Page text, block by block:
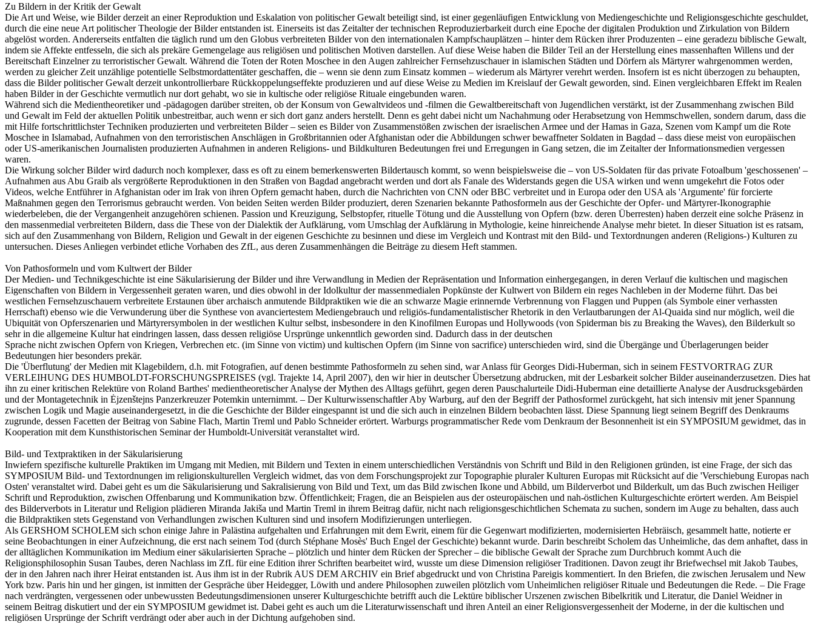
Zu Bildern in der Kritik der Gewalt
Die Art und Weise, wie Bilder derzeit an einer Reproduktion und Eskalation von politischer Gewalt beteiligt sind, ist einer gegenläufigen Entwicklung von Mediengeschichte und Religionsgeschichte geschuldet,
durch die eine neue Art politischer Theologie der Bilder entstanden ist. Einerseits ist das Zeitalter der technischen Reproduzierbarkeit durch eine Epoche der digitalen Produktion und Zirkulation von Bildern
abgelöst worden. Andererseits entfalten die täglich rund um den Globus verbreiteten Bilder von den internationalen Kampfschauplätzen – hinter dem Rücken ihrer Produzenten – eine geradezu biblische Gewalt,
indem sie Affekte entfesseln, die sich als prekäre Gemengelage aus religiösen und politischen Motiven darstellen. Auf diese Weise haben die Bilder Teil an der Herstellung eines massenhaften Willens und der
Bereitschaft Einzelner zu terroristischer Gewalt. Während die Toten der Roten Moschee in den Augen zahlreicher Fernsehzuschauer in islamischen Städten und Dörfern als Märtyrer wahrgenommen werden,
werden zu gleicher Zeit unzählige potentielle Selbstmordattentäter geschaffen, die – wenn sie denn zum Einsatz kommen – wiederum als Märtyrer verehrt werden. Insofern ist es nicht überzogen zu behaupten,
dass die Bilder politischer Gewalt derzeit unkontrollierbare Rückkoppelungseffekte produzieren und auf diese Weise zu Medien im Kreislauf der Gewalt geworden, sind. Einen vergleichbaren Effekt im Realen
haben Bilder in der Geschichte vermutlich nur dort gehabt, wo sie in kultische oder religiöse Rituale eingebunden waren.
Während sich die Medientheoretiker und -pädagogen darüber streiten, ob der Konsum von Gewaltvideos und -filmen die Gewaltbereitschaft von Jugendlichen verstärkt, ist der Zusammenhang zwischen Bild
und Gewalt im Feld der aktuellen Politik unbestreitbar, auch wenn er sich dort ganz anders herstellt. Denn es geht dabei nicht um Nachahmung oder Herabsetzung von Hemmschwellen, sondern darum, dass die
mit Hilfe fortschrittlichster Techniken produzierten und verbreiteten Bilder – seien es Bilder von Zusammenstößen zwischen der israelischen Armee und der Hamas in Gaza, Szenen vom Kampf um die Rote
Moschee in Islamabad, Aufnahmen von den terroristischen Anschlägen in Großbritannien oder Afghanistan oder die Abbildungen schwer bewaffneter Soldaten in Bagdad – dass diese meist von europäischen
oder US-amerikanischen Journalisten produzierten Aufnahmen in anderen Religions- und Bildkulturen Bedeutungen frei und Erregungen in Gang setzen, die im Zeitalter der Informationsmedien vergessen
waren.
Die Wirkung solcher Bilder wird dadurch noch komplexer, dass es oft zu einem bemerkenswerten Bildertausch kommt, so wenn beispielsweise die – von US-Soldaten für das private Fotoalbum 'geschossenen' –
Aufnahmen aus Abu Graib als vergrößerte Reproduktionen in den Straßen von Bagdad angebracht werden und dort als Fanale des Widerstands gegen die USA wirken und wenn umgekehrt die Fotos oder
Videos, welche Entführer in Afghanistan oder im Irak von ihren Opfern gemacht haben, durch die Nachrichten von CNN oder BBC verbreitet und in Europa oder den USA als 'Argumente' für forcierte
Maßnahmen gegen den Terrorismus gebraucht werden. Von beiden Seiten werden Bilder produziert, deren Szenarien bekannte Pathosformeln aus der Geschichte der Opfer- und Märtyrer-Ikonographie
wiederbeleben, die der Vergangenheit anzugehören schienen. Passion und Kreuzigung, Selbstopfer, rituelle Tötung und die Ausstellung von Opfern (bzw. deren Überresten) haben derzeit eine solche Präsenz in
den massenmedial verbreiteten Bildern, dass die These von der Dialektik der Aufklärung, vom Umschlag der Aufklärung in Mythologie, keine hinreichende Analyse mehr bietet. In dieser Situation ist es ratsam,
sich auf den Zusammenhang von Bildern, Religion und Gewalt in der eigenen Geschichte zu besinnen und diese im Vergleich und Kontrast mit den Bild- und Textordnungen anderen (Religions-) Kulturen zu
untersuchen. Dieses Anliegen verbindet etliche Vorhaben des ZfL, aus deren Zusammenhängen die Beiträge zu diesem Heft stammen.
Von Pathosformeln und vom Kultwert der Bilder
Der Medien- und Technikgeschichte ist eine Säkularisierung der Bilder und ihre Verwandlung in Medien der Repräsentation und Information einhergegangen, in deren Verlauf die kultischen und magischen
Eigenschaften von Bildern in Vergessenheit geraten waren, und dies obwohl in der Idolkultur der massenmedialen Popkünste der Kultwert von Bildern ein reges Nachleben in der Moderne führt. Das bei
westlichen Fernsehzuschauern verbreitete Erstaunen über archaisch anmutende Bildpraktiken wie die an schwarze Magie erinnernde Verbrennung von Flaggen und Puppen (als Symbole einer verhassten
Herrschaft) ebenso wie die Verwunderung über die Synthese von avanciertestem Mediengebrauch und religiös-fundamentalistischer Rhetorik in den Verlautbarungen der Al-Quaida sind nur möglich, weil die
Ubiquität von Opferszenarien und Märtyrersymbolen in der westlichen Kultur selbst, insbesondere in den Kinofilmen Europas und Hollywoods (von Spiderman bis zu Breaking the Waves), den Bilderkult so
sehr in die allgemeine Kultur hat eindringen lassen, dass dessen religiöse Ursprünge unkenntlich geworden sind. Dadurch dass in der deutschen
Sprache nicht zwischen Opfern von Kriegen, Verbrechen etc. (im Sinne von victim) und kultischen Opfern (im Sinne von sacrifice) unterschieden wird, sind die Übergänge und Überlagerungen beider
Bedeutungen hier besonders prekär.
Die 'Überflutung' der Medien mit Klagebildern, d.h. mit Fotografien, auf denen bestimmte Pathosformeln zu sehen sind, war Anlass für Georges Didi-Huberman, sich in seinem FESTVORTRAG ZUR
VERLEIHUNG DES HUMBOLDT-FORSCHUNGSPREISES (vgl. Trajekte 14, April 2007), den wir hier in deutscher Übersetzung abdrucken, mit der Lesbarkeit solcher Bilder auseinanderzusetzen. Dies hat
ihn zu einer kritischen Relektüre von Roland Barthes' medientheoretischer Analyse der Mythen des Alltags geführt, gegen deren Pauschalurteile Didi-Huberman eine detaillierte Analyse der Ausdrucksgebärden
und der Montagetechnik in Ėjzenštejns Panzerkreuzer Potemkin unternimmt. – Der Kulturwissenschaftler Aby Warburg, auf den der Begriff der Pathosformel zurückgeht, hat sich intensiv mit jener Spannung
zwischen Logik und Magie auseinandergesetzt, in die die Geschichte der Bilder eingespannt ist und die sich auch in einzelnen Bildern beobachten lässt. Diese Spannung liegt seinem Begriff des Denkraums
zugrunde, dessen Facetten der Beitrag von Sabine Flach, Martin Treml und Pablo Schneider erörtert. Warburgs programmatischer Rede vom Denkraum der Besonnenheit ist ein SYMPOSIUM gewidmet, das in
Kooperation mit dem Kunsthistorischen Seminar der Humboldt-Universität veranstaltet wird.
Bild- und Textpraktiken in der Säkularisierung
Inwiefern spezifische kulturelle Praktiken im Umgang mit Medien, mit Bildern und Texten in einem unterschiedlichen Verständnis von Schrift und Bild in den Religionen gründen, ist eine Frage, der sich das
SYMPOSIUM Bild- und Textordnungen im religionskulturellen Vergleich widmet, das von dem Forschungsprojekt zur Topographie pluraler Kulturen Europas mit Rücksicht auf die 'Verschiebung Europas nach
Osten' veranstaltet wird. Dabei geht es um die Säkularisierung und Sakralisierung von Bild und Text, um das Bild zwischen Ikone und Abbild, um Bilderverbot und Bilderkult, um das Buch zwischen Heiliger
Schrift und Reproduktion, zwischen Offenbarung und Kommunikation bzw. Öffentlichkeit; Fragen, die an Beispielen aus der osteuropäischen und nah-östlichen Kulturgeschichte erörtert werden. Am Beispiel
des Bilderverbots in Literatur und Religion plädieren Miranda Jakiša und Martin Treml in ihrem Beitrag dafür, nicht nach religionsgeschichtlichen Schemata zu suchen, sondern im Auge zu behalten, dass auch
die Bildpraktiken stets Gegenstand von Verhandlungen zwischen Kulturen sind und insofern Modifizierungen unterliegen.
Als GERSHOM SCHOLEM sich schon einige Jahre in Palästina aufgehalten und Erfahrungen mit dem Ewrit, einem für die Gegenwart modifizierten, modernisierten Hebräisch, gesammelt hatte, notierte er
seine Beobachtungen in einer Aufzeichnung, die erst nach seinem Tod (durch Stéphane Mosès' Buch Engel der Geschichte) bekannt wurde. Darin beschreibt Scholem das Unheimliche, das dem anhaftet, dass in
der alltäglichen Kommunikation im Medium einer säkularisierten Sprache – plötzlich und hinter dem Rücken der Sprecher – die biblische Gewalt der Sprache zum Durchbruch kommt Auch die
Religionsphilosophin Susan Taubes, deren Nachlass im ZfL für eine Edition ihrer Schriften bearbeitet wird, wusste um diese Dimension religiöser Traditionen. Davon zeugt ihr Briefwechsel mit Jakob Taubes,
der in den Jahren nach ihrer Heirat entstanden ist. Aus ihm ist in der Rubrik AUS DEM ARCHIV ein Brief abgedruckt und von Christina Pareigis kommentiert. In den Briefen, die zwischen Jerusalem und New
York bzw. Paris hin und her gingen, ist inmitten der Gespräche über Heidegger, Löwith und andere Philosophen zuweilen plötzlich vom Unheimlichen religiöser Rituale und Bedeutungen die Rede. – Die Frage
nach verdrängten, vergessenen oder unbewussten Bedeutungsdimensionen unserer Kulturgeschichte betrifft auch die Lektüre biblischer Urszenen zwischen Bibelkritik und Literatur, die Daniel Weidner in
seinem Beitrag diskutiert und der ein SYMPOSIUM gewidmet ist. Dabei geht es auch um die Literaturwissenschaft und ihren Anteil an einer Religionsvergessenheit der Moderne, in der die kultischen und
religiösen Ursprünge der Schrift verdrängt oder aber auch in der Dichtung aufgehoben sind.